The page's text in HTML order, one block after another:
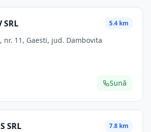
SRL 5.4 km
nr. 11, Gaesti, jud. Dambovita
Sună
SRL 7.8 km